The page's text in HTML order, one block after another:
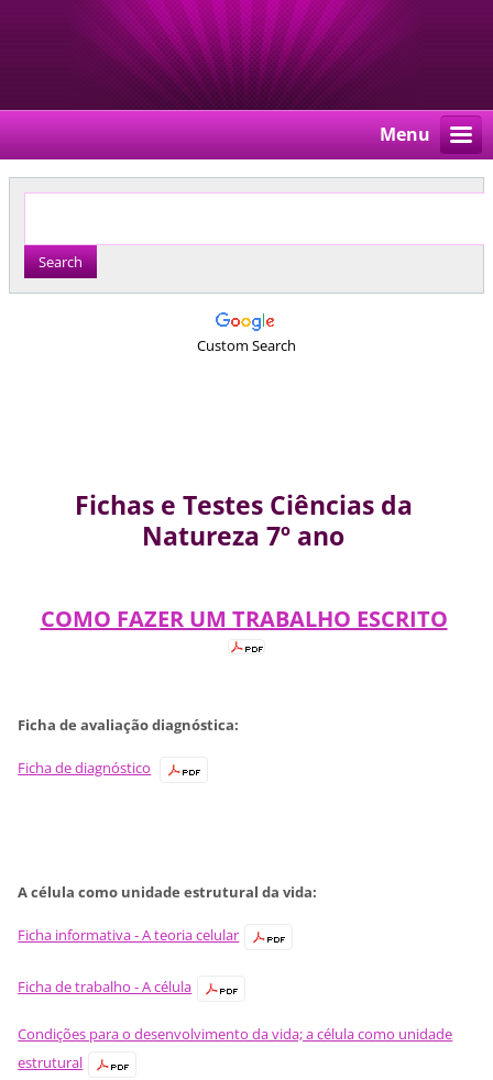
Menu
Custom Search
Fichas e Testes Ciências da
Natureza 7º ano
COMO FAZER UM TRABALHO ESCRITO
Ficha de avaliação diagnóstica:
Ficha de diagnóstico
A célula como unidade estrutural da vida:
Ficha informativa - A teoria celular
Ficha de trabalho - A célula
Condições para o desenvolvimento da vida; a célula como unidade
estrutural